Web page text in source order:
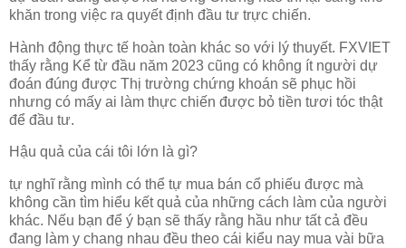
khăn trong việc ra quyết định đầu tư trực chiến.
Hành động thực tế hoàn toàn khác so với lý thuyết. FXVIET
thấy rằng Kể từ đầu năm 2023 cũng có không ít người dự
đoán đúng được Thị trường chứng khoán sẽ phục hồi
nhưng có mấy ai làm thực chiến được bỏ tiền tươi tóc thật
để đầu tư.
Hậu quả của cái tôi lớn là gì?
tự nghĩ rằng mình có thể tự mua bán cổ phiếu được mà
không cần tìm hiểu kết quả của những cách làm của người
khác. Nếu bạn để ý bạn sẽ thấy rằng hầu như tất cả đều
đang làm y chang nhau đều theo cái kiểu nay mua vài bữa